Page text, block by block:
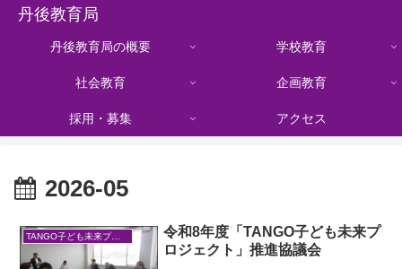
丹後教育局
丹後教育局の概要 学校教育
社会教育 企画教育
採用・募集 アクセス
2026-05
TANGO子ども未来プロジェクト
令和8年度「TANGO子ども未来プ
ロジェクト」推進協議会